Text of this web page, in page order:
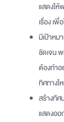
แสดงให้
เรื่อง เ
มีเป้าหม
ชัดเจน
ต้องทำอ
ทิศทางไ
สร้างทั
แสดงออ